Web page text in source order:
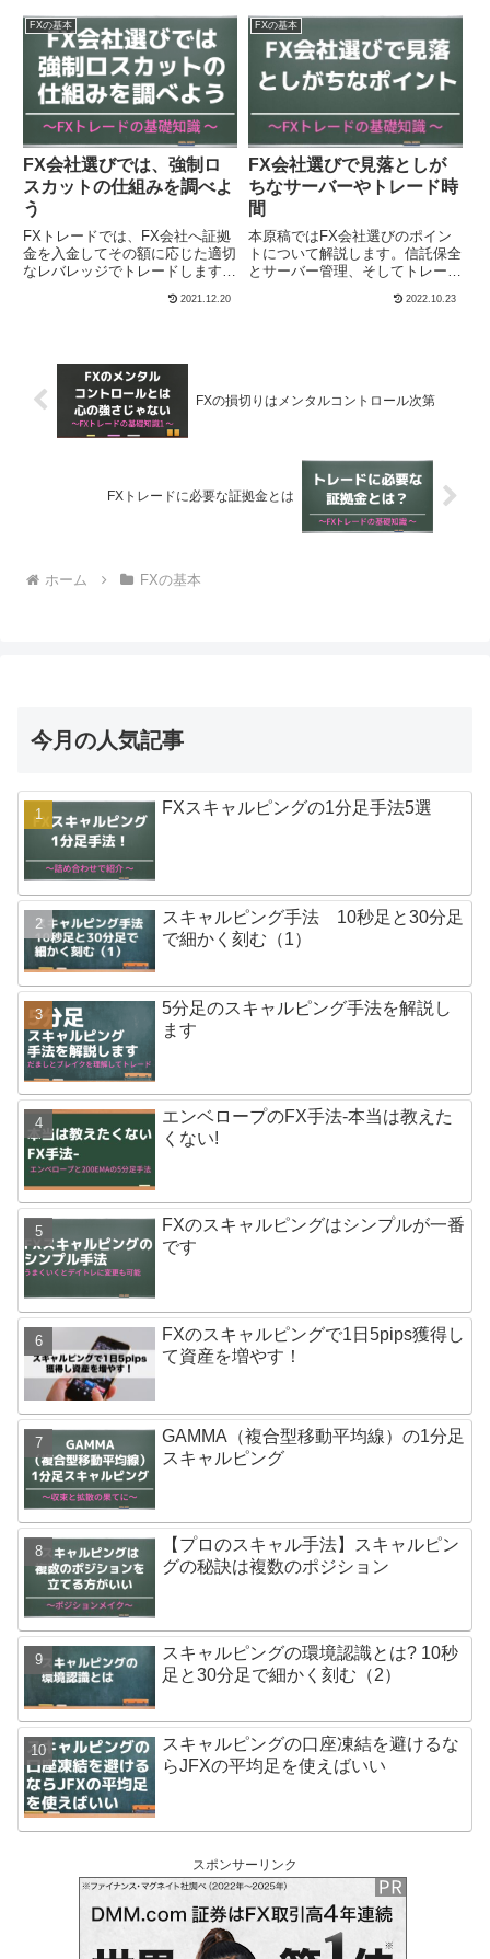
ル分析の概要について説明しま
す。
み上げることができます。
FXの基本
FX会社選びでは、強制ロ
スカットの仕組みを調べよ
う
FXトレードでは、FX会社へ証拠
金を入金してその額に応じた適切
なレバレッジでトレードします。
トが動くと損失が膨らみます。
発動します。
2021.12.20
FXの基本
FX会社選びで見落としが
ちなサーバーやトレード時
間
本原稿ではFX会社選びのポイン
トについて解説します。信託保全
とサーバー管理、そしてトレード
2022.10.23
FXの損切りはメンタルコントロール次第
FXトレードに必要な証拠金とは
ホーム FXの基本
今月の人気記事
FXスキャルピングの1分足手法5選
スキャルピング手法 10秒足と30分足
で細かく刻む（1）
5分足のスキャルピング手法を解説し
ます
エンベロープのFX手法-本当は教えた
くない!
FXのスキャルピングはシンプルが一番
です
FXのスキャルピングで1日5pips獲得し
て資産を増やす！
GAMMA（複合型移動平均線）の1分足
スキャルピング
【プロのスキャル手法】スキャルピン
グの秘訣は複数のポジション
スキャルピングの環境認識とは? 10秒
足と30分足で細かく刻む（2）
スキャルピングの口座凍結を避けるな
らJFXの平均足を使えばいい
スポンサーリンク